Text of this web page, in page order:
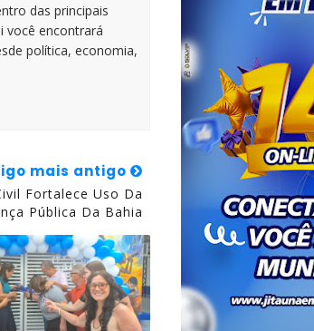
das principais
você encontrará
política, economia,
mais antigo
Fortalece Uso Da
Pública Da Bahia